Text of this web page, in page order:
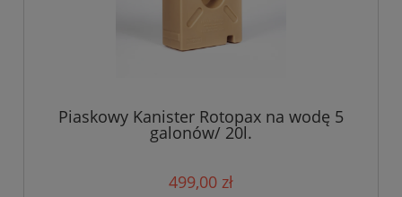
Piaskowy Kanister Rotopax na wodę 5
galonów/ 20l.
499,00 zł